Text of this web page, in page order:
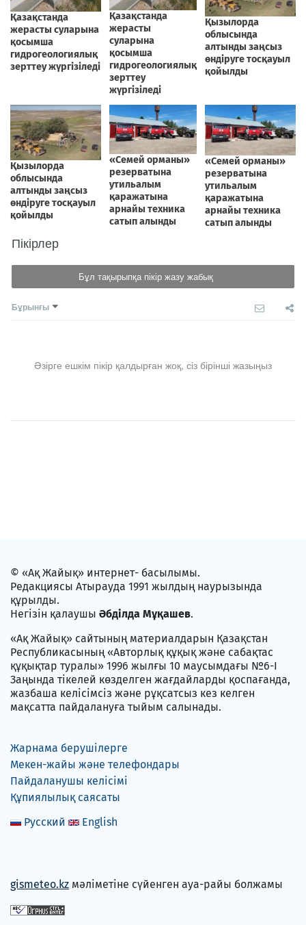
Пікірлер
Бұл тақырыпқа пікір жазу жабық
Бұрынғы
Әзірге ешкім пікір қалдырған жоқ, сіз бірінші жазыңыз
© «Ақ Жайық» интернет- басылымы.
Редакциясы Атырауда 1991 жылдың наурызында
құрылды.
Негізін қалаушы Әбділда Мұқашев.
«Ақ Жайық» сайтының материалдарын Қазақстан
Республикасының «Авторлық құқық және сабақтас
құқықтар туралы» 1996 жылғы 10 маусымдағы №6-I
Заңында тікелей көзделген жағдайларды қоспағанда,
жазбаша келісімсіз және рұқсатсыз кез келген
мақсатта пайдалануға тыйым салынады.
Жарнама берушілерге
Мекен-жайы және телефондары
Пайдаланушы келісімі
Құпиялылық саясаты
Русский
English
gismeteo.kz мәліметіне сүйенген ауа-райы болжамы